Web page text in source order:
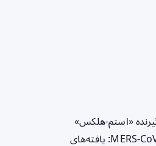
«استم-هلکس»
برای خنثی‌سازی متقاطع MERS-CoV: یافته‌های